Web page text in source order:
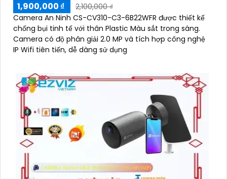
1,900,000 ₫
2,100,000 ₫
Camera An Ninh CS-CV310-C3-6B22WFR được thiết kế
chống bụi tinh tế với thân Plastic Màu sắt trong sáng.
Camera có độ phân giải 2.0 MP và tích hợp công nghệ
IP Wifi tiên tiến, dễ dàng sử dụng